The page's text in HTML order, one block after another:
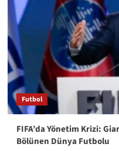
Futbol
FIFA’da Yönetim Krizi:
Bölünen Dünya Futbolu